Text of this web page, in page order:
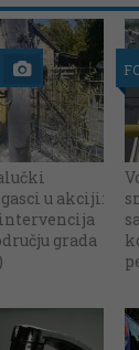
u akciji:
grada